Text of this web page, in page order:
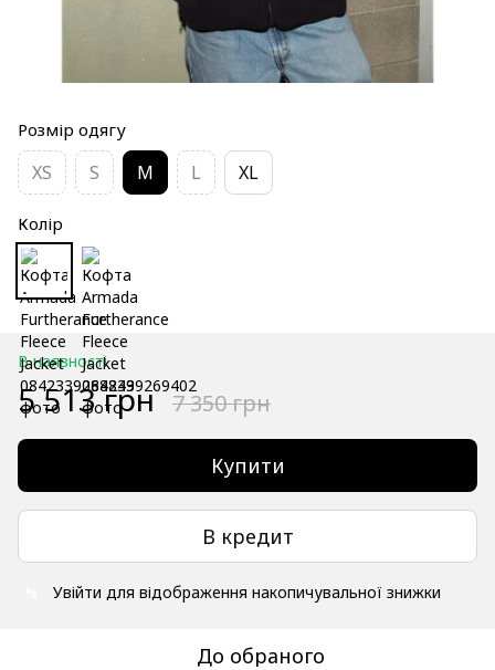
Розмір одягу
XS S M L XL
Колір
В наявності
5 513 грн 7 350 грн
Купити
В кредит
Увійти для відображення накопичувальної знижки
До обраного